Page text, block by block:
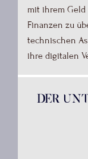
mit ihrem
Finanzen zu
technischen
ihre digitalen
Der